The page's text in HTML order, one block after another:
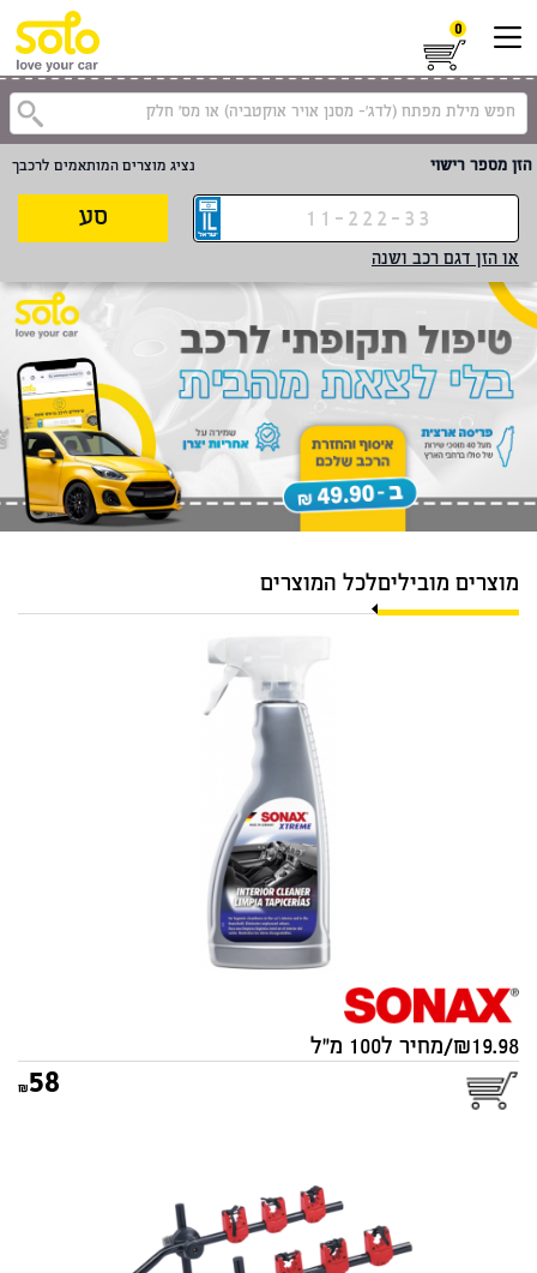
0
הזן מספר רישוי נציג מוצרים המותאמים לרכבך
סע
או הזן דגם רכב ושנה
מוצרים מוביליםלכל המוצרים
מנקה מקצועי לפנים הרכב
SONAX XTREME 500ml
סוג: מקורי
19.98/מחיר ל100 מ"ל
58
WALTER